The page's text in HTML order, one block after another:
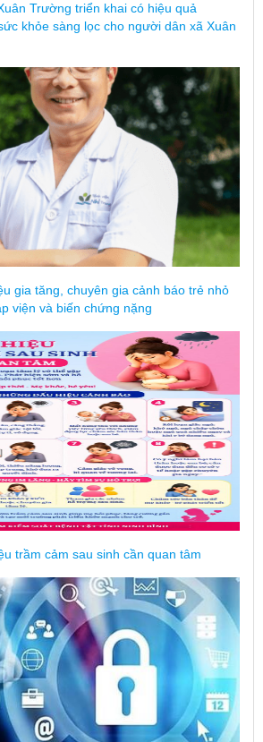
Trường triển khai có hiệu quả
khỏe sàng lọc cho người dân xã Xuân
gia tăng, chuyên gia cảnh báo trẻ nhỏ
viện và biến chứng nặng
trầm cảm sau sinh cần quan tâm